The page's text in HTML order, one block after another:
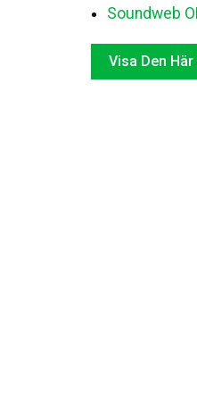
Soundweb
Visa Den